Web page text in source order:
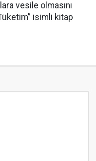
vesile olmasını
isimli kitap